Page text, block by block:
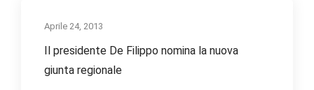
Aprile 24, 2013
Il presidente De Filippo nomina la nuova
giunta regionale